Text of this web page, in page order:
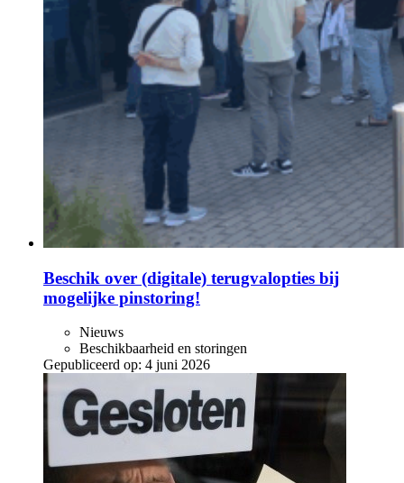
Beschik over (digitale) terugvalopties bij
mogelijke pinstoring!
Nieuws
Beschikbaarheid en storingen
Gepubliceerd op: 4 juni 2026